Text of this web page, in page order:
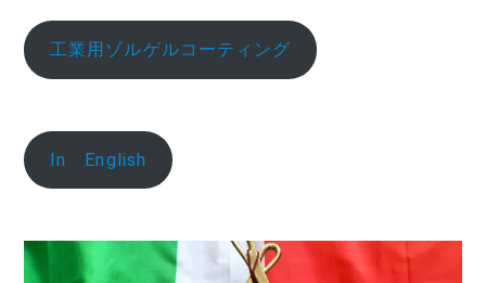
工業用ゾルゲルコーティング
In English